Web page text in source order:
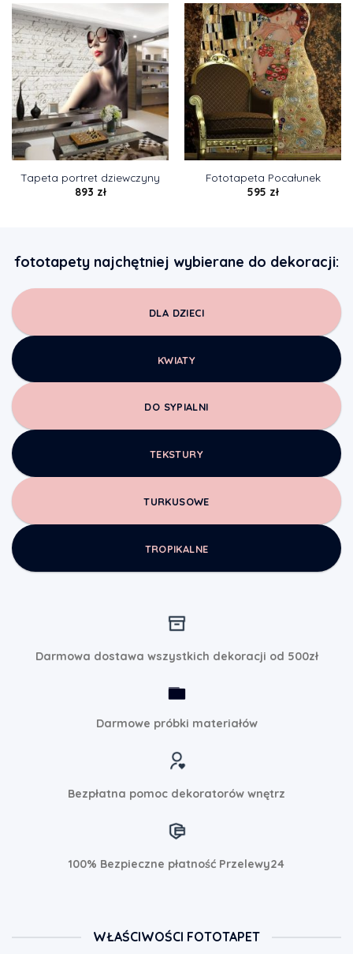
Tapeta portret dziewczyny
893 zł
Fototapeta Pocałunek
595 zł
fototapety najchętniej wybierane do dekoracji:
DLA DZIECI
KWIATY
DO SYPIALNI
TEKSTURY
TURKUSOWE
TROPIKALNE
Darmowa dostawa wszystkich dekoracji od 500zł
Darmowe próbki materiałów
Bezpłatna pomoc dekoratorów wnętrz
100% Bezpieczne płatność Przelewy24
WŁAŚCIWOŚCI FOTOTAPET